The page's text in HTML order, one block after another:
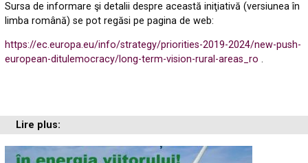
Sursa de informare şi detalii despre această iniţiativă (versiunea în
limba română) se pot regăsi pe pagina de web:
https://ec.europa.eu/info/strategy/priorities-2019-2024/new-push-
european-ditulemocracy/long-term-vision-rural-areas_ro .
Lire plus: